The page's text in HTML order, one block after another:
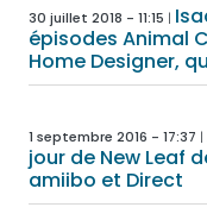
30 juillet 2018 - 11:15
épisodes Animal
Home Designer,
1 septembre 2016 - 17:37
jour de New Leaf
amiibo et Direct